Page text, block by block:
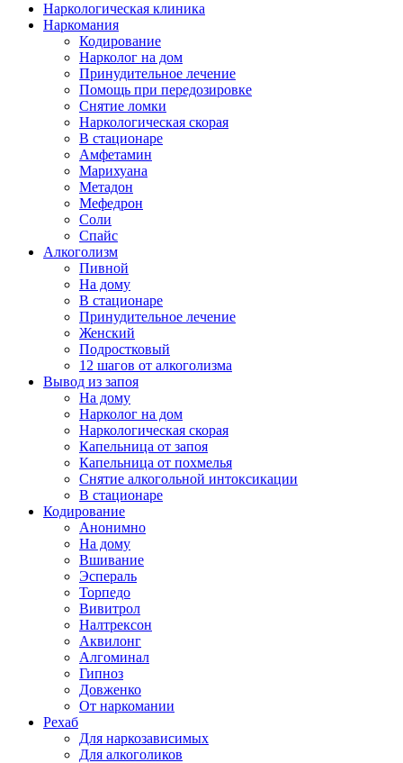
Наркологическая клиника
Наркомания
Кодирование
Нарколог на дом
Принудительное лечение
Помощь при передозировке
Снятие ломки
Наркологическая скорая
В стационаре
Амфетамин
Марихуана
Метадон
Мефедрон
Соли
Спайс
Алкоголизм
Пивной
На дому
В стационаре
Принудительное лечение
Женский
Подростковый
12 шагов от алкоголизма
Вывод из запоя
На дому
Нарколог на дом
Наркологическая скорая
Капельница от запоя
Капельница от похмелья
Снятие алкогольной интоксикации
В стационаре
Кодирование
Анонимно
На дому
Вшивание
Эспераль
Торпедо
Вивитрол
Налтрексон
Аквилонг
Алгоминал
Гипноз
Довженко
От наркомании
Рехаб
Для наркозависимых
Для алкоголиков